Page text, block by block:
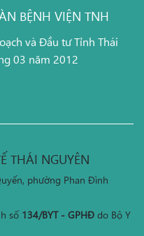
BỆNH VIỆN TNH
và Đầu tư Tỉnh Thái
03 năm 2012
THÁI NGUYÊN
phường Phan Đình
số 134/BYT - GPHĐ do Bộ Y